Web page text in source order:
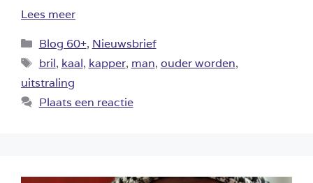
Lees meer
Categorieën
Blog 60+, Nieuwsbrief
Tags
bril, kaal, kapper, man, ouder worden,
uitstraling
Plaats een reactie